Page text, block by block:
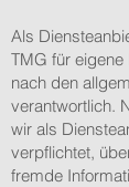
Als
TMG für eigene
nach den
verantwortlich.
wir als
verpflichtet,
fremde